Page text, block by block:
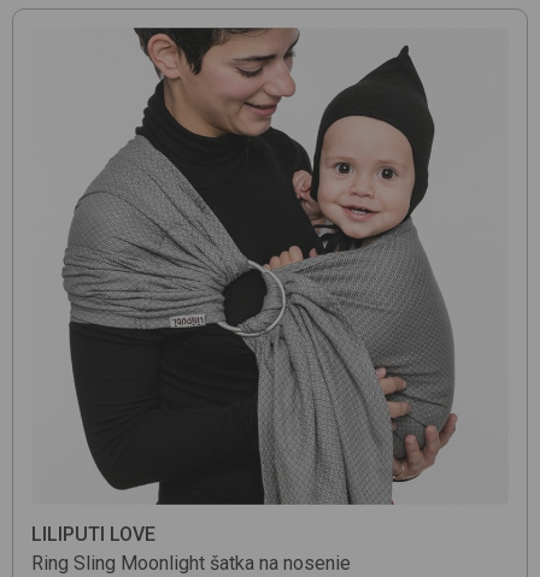
LILIPUTI LOVE
Ring Sling Moonlight šatka na nosenie